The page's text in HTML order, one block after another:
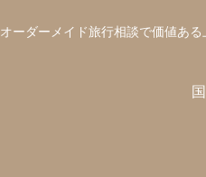
オーダーメイド旅行相談で価値あ